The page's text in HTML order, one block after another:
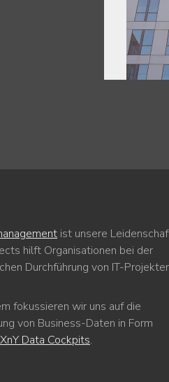
ist unsere
hilft Organisationen bei der
Durchführung von IT-
fokussieren wir uns auf die
von Business-Daten in Form
XnY Data Cockpits.